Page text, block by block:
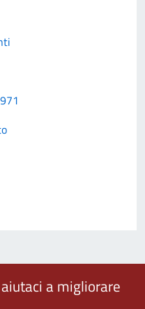
a migliorare